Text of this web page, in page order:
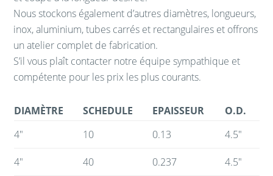
Nous stockons également d’autres diamètres, longueurs,
inox, aluminium, tubes carrés et rectangulaires et offrons
un atelier complet de fabrication.
S’il vous plaît contacter notre équipe sympathique et
compétente pour les prix les plus courants.
DIAMÈTRE SCHEDULE EPAISSEUR
O.D.
4″
10 0.13 4.5″
4″ 40 0.237 4.5″